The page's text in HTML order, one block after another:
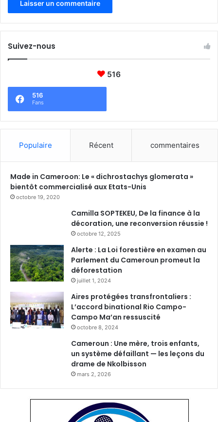
b
i
s
e
»
s
t
t
s
d
p
o
s
Suivez-nous
516
516
Fans
Populaire Récent commentaires
Made in Cameroon: Le « dichrostachys glomerata »
bientôt commercialisé aux Etats-Unis
octobre 19, 2020
Camilla SOPTEKEU, De la finance à la
décoration, une reconversion réussie !
octobre 12, 2025
Alerte : La Loi forestière en examen au
Parlement du Cameroun promeut la
déforestation
juillet 1, 2024
Aires protégées transfrontaliers :
L’accord binational Rio Campo-
Campo Ma’an ressuscité
octobre 8, 2024
Cameroun : Une mère, trois enfants,
un système défaillant — les leçons du
drame de Nkolbisson
mars 2, 2026